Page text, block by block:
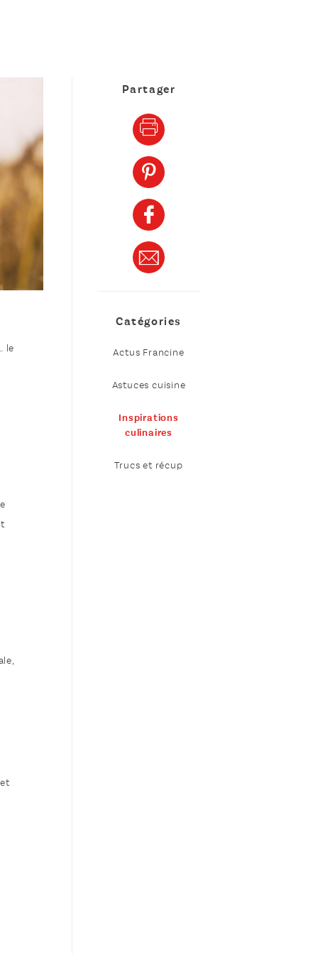
le
Partager
Catégories
Actus Francine
Astuces cuisine
Inspirations
culinaires
Trucs et récup